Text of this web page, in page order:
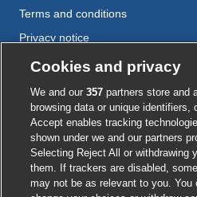
Terms and conditions
Privacy notice
Cookie policy
Accessibility
External
link
opens
in
External
link
opens
in
External
link
opens
in
External
link
opens
in
link
opens
in
© BMJ Publishing Group 2026
Cookies and privacy
We and our357 partners store and
browsing data or unique identifiers,
Accept enables tracking
shown under we and our partners
Selecting Reject All or withdrawing
them. If trackers are disabled,
may not be as relevant to you.